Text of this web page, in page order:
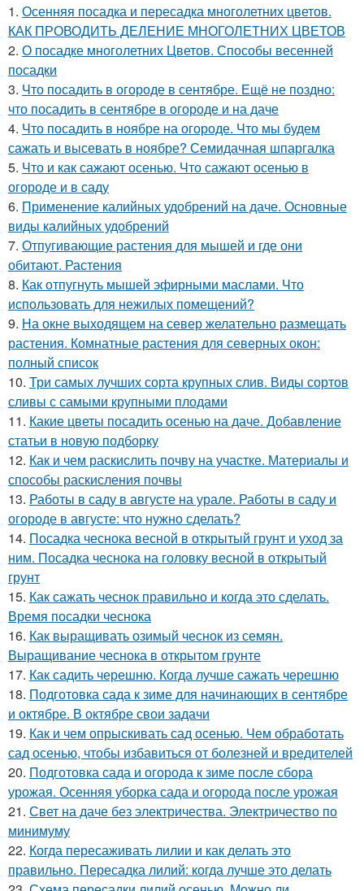
1. Осенняя посадка и пересадка многолетних цветов.
КАК ПРОВОДИТЬ ДЕЛЕНИЕ МНОГОЛЕТНИХ ЦВЕТОВ
2. О посадке многолетних Цветов. Способы весенней
посадки
3. Что посадить в огороде в сентябре. Ещё не поздно:
что посадить в сентябре в огороде и на даче
4. Что посадить в ноябре на огороде. Что мы будем
сажать и высевать в ноябре? Семидачная шпаргалка
5. Что и как сажают осенью. Что сажают осенью в
огороде и в саду
6. Применение калийных удобрений на даче. Основные
виды калийных удобрений
7. Отпугивающие растения для мышей и где они
обитают. Растения
8. Как отпугнуть мышей эфирными маслами. Что
использовать для нежилых помещений?
9. На окне выходящем на север желательно размещать
растения. Комнатные растения для северных окон:
полный список
10. Три самых лучших сорта крупных слив. Виды сортов
сливы с самыми крупными плодами
11. Какие цветы посадить осенью на даче. Добавление
статьи в новую подборку
12. Как и чем раскислить почву на участке. Материалы и
способы раскисления почвы
13. Работы в саду в августе на урале. Работы в саду и
огороде в августе: что нужно сделать?
14. Посадка чеснока весной в открытый грунт и уход за
ним. Посадка чеснока на головку весной в открытый
грунт
15. Как сажать чеснок правильно и когда это сделать.
Время посадки чеснока
16. Как выращивать озимый чеснок из семян.
Выращивание чеснока в открытом грунте
17. Как садить черешню. Когда лучше сажать черешню
18. Подготовка сада к зиме для начинающих в сентябре
и октябре. В октябре свои задачи
19. Как и чем опрыскивать сад осенью. Чем обработать
сад осенью, чтобы избавиться от болезней и вредителей
20. Подготовка сада и огорода к зиме после сбора
урожая. Осенняя уборка сада и огорода после урожая
21. Свет на даче без электричества. Электричество по
минимуму
22. Когда пересаживать лилии и как делать это
правильно. Пересадка лилий: когда лучше это делать